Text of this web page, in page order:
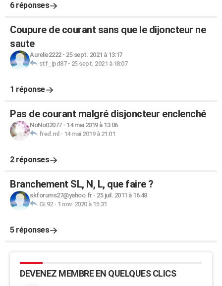
6 réponses
Coupure de courant sans que le dijoncteur ne
saute
Aurelie2222- 25 sept. 2021 à 13:17
stf_jpd87- 25 sept. 2021 à 18:07
1 réponse
Pas de courant malgré disjoncteur enclenché
NoNo02077- 14 mai 2019 à 13:06
fred.ml - 14 mai 2019 à 21:01
2 réponses
Branchement SL, N, L, que faire ?
skforums27@yahoo.fr- 25 juil. 2011 à 16:48
GL92- 1 nov. 2020 à 15:31
5 réponses
DEVENEZ MEMBRE EN QUELQUES CLICS